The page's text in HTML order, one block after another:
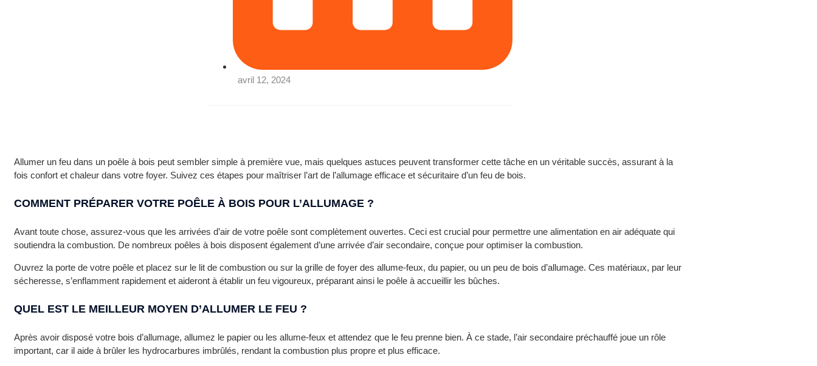
avril 12, 2024
Allumer un feu dans un poêle à bois peut sembler simple à première vue, mais quelques astuces peuvent transformer cette tâche en un véritable succès, assurant à la
fois confort et chaleur dans votre foyer. Suivez ces étapes pour maîtriser l’art de l’allumage efficace et sécuritaire d’un feu de bois.
COMMENT PRÉPARER VOTRE POÊLE À BOIS POUR L’ALLUMAGE ?
Avant toute chose, assurez-vous que les arrivées d’air de votre poêle sont complètement ouvertes. Ceci est crucial pour permettre une alimentation en air adéquate qui
soutiendra la combustion. De nombreux poêles à bois disposent également d’une arrivée d’air secondaire, conçue pour optimiser la combustion.
Ouvrez la porte de votre poêle et placez sur le lit de combustion ou sur la grille de foyer des allume-feux, du papier, ou un peu de bois d’allumage. Ces matériaux, par leur
sécheresse, s’enflamment rapidement et aideront à établir un feu vigoureux, préparant ainsi le poêle à accueillir les bûches.
QUEL EST LE MEILLEUR MOYEN D’ALLUMER LE FEU ?
Après avoir disposé votre bois d’allumage, allumez le papier ou les allume-feux et attendez que le feu prenne bien. À ce stade, l’air secondaire préchauffé joue un rôle
important, car il aide à brûler les hydrocarbures imbrûlés, rendant la combustion plus propre et plus efficace.